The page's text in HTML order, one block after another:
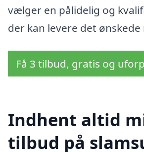
vælger en pålidelig og
der kan levere det
Få 3 tilbud, gratis og
Indhent altid
tilbud på